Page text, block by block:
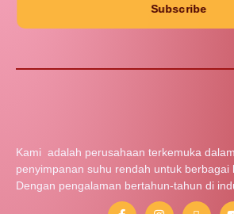
Subscribe
Kami adalah perusahaan terkemuka
penyimpanan suhu rendah untuk berbagai
Dengan pengalaman bertahun-tahun di